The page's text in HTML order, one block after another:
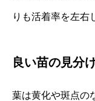
りも活着率を左右
良い苗の見分
葉は黄化や斑点の